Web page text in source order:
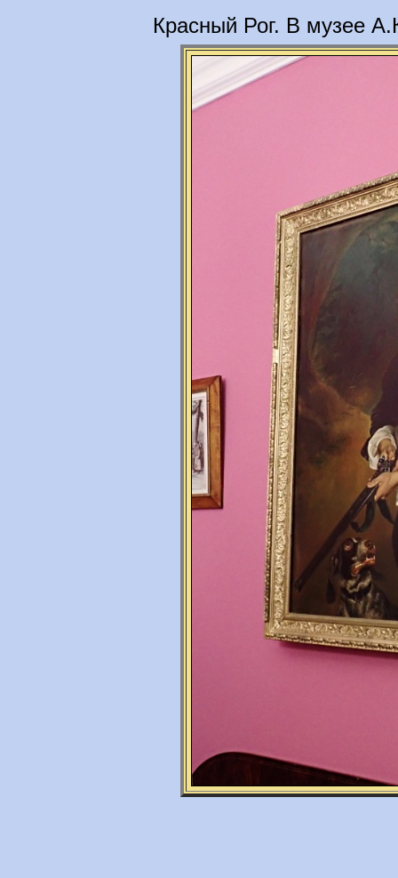
Красный Рог. В музее